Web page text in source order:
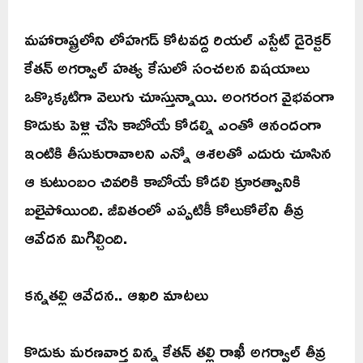
మహారాష్ట్రలోని లోహగడ్ కోటవద్ద రియల్ ఎస్టేట్ డైరెక్టర్
కేతన్ అగర్వాల్ హత్య కేసులో సంచలన విషయాలు
ఒక్కొక్కటిగా వెలుగు చూస్తున్నాయి. అంగరంగ వైభవంగా
కొడుకు పెళ్లి చేసి కాబోయే కోడల్ని ఎంతో ఆనందంగా
ఇంటికి తీసుకురావాలని ఎన్నో ఆశలతో ఎదురు చూసిన
ఆ కుటుంబం చివరికి కాబోయే కోడలి క్రూరత్వానికి
బలైపోయింది. జీవితంలో ఎప్పటికీ కోలుకోలేని తీవ్ర
ఆవేదన మిగిల్చింది.
కన్నతల్లి ఆవేదన.. ఆఖరి మాటలు
కొడుకు మరణవార్త విన్న కేతన్ తల్లి రాఖీ అగర్వాల్ తీవ్ర